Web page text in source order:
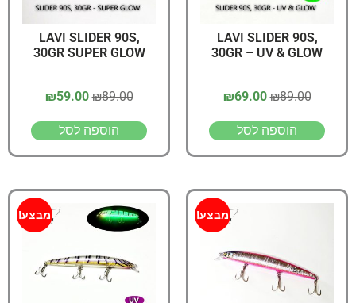
LAVI SLIDER 90S,
30GR – UV & GLOW
₪89.00
₪69.00
הוספה לסל
LAVI SLIDER 90S,
30GR SUPER GLOW
₪89.00
₪59.00
הוספה לסל
מבצע! מבצע!